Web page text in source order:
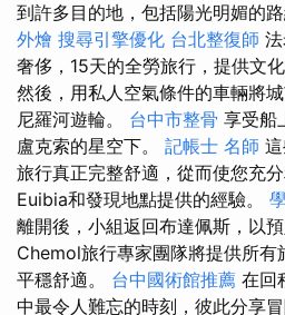
到許多目的地，包括陽光明媚的
外燴 搜尋引擎優化 台北整復師
奢侈，15天的全勞旅行，提供文
然後，用私人空氣條件的車輛將
尼羅河遊輪。 台中市整骨 享受船
盧克索的星空下。 記帳士 名師
旅行真正完整舒適，從而使您充
Euibia和發現地點提供的經驗。
離開後，小組返回布達佩斯，以
Chemol旅行專家團隊將提供所有
平穩舒適。 台中國術館推薦 在回
中最令人難忘的時刻，彼此分享